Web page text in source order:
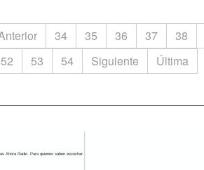
34 35 36 37 38
52 53 54 Siguiente Última